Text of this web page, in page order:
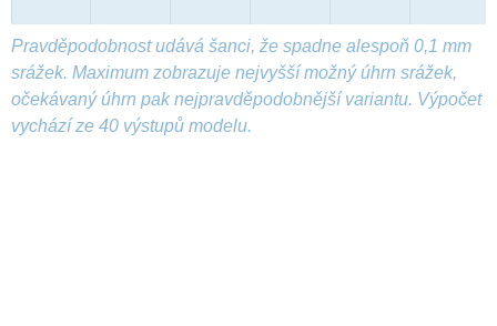
Pravděpodobnost udává šanci, že spadne alespoň 0,1 mm
srážek. Maximum zobrazuje nejvyšší možný úhrn srážek,
očekávaný úhrn pak nejpravděpodobnější variantu. Výpočet
vychází ze 40 výstupů modelu.